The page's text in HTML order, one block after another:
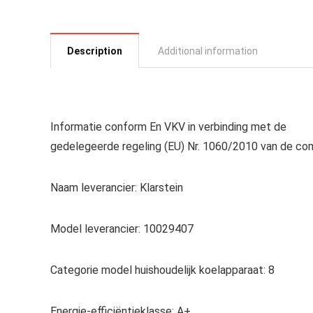
Description Additional information
Informatie conform En VKV in verbinding met de
gedelegeerde regeling (EU) Nr. 1060/2010 van de
Naam leverancier: Klarstein
Model leverancier: 10029407
Categorie model huishoudelijk koelapparaat: 8